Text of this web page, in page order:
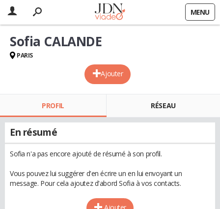
MENU
Ajouter
Sofia CALANDE
PARIS
PROFIL RÉSEAU
En résumé
Sofia n'a pas encore ajouté de résumé à son profil.
Vous pouvez lui suggérer d'en écrire un en lui envoyant un
message. Pour cela ajoutez d'abord Sofia à vos contacts.